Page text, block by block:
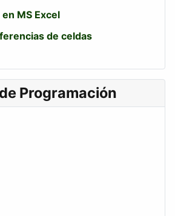
MS Excel
de celdas
Programación